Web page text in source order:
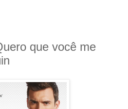
que você me